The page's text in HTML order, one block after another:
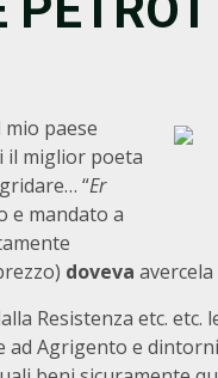
paese
il miglior poeta
“Er
e mandato a
doveva
Resistenza etc. etc.
Agrigento e